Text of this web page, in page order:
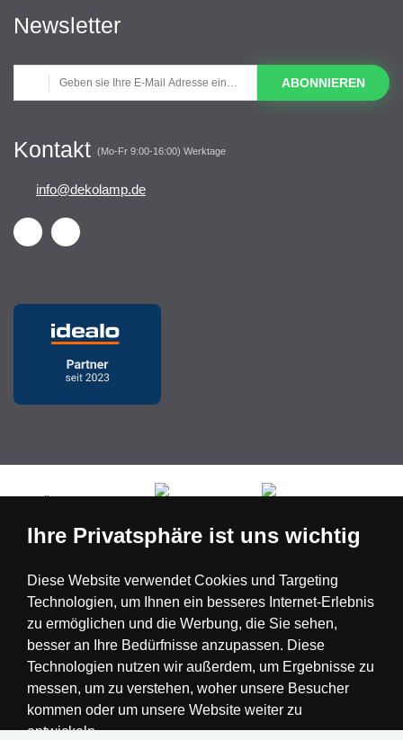
Newsletter
ABONNIEREN
Kontakt (Mo-Fr 9:00-16:00) Werktage
info@dekolamp.de
Nederland
Ihre Privatsphäre ist uns wichtig
Diese Website verwendet Cookies und Targeting
Technologien, um Ihnen ein besseres Internet-Erlebnis
zu ermöglichen und die Werbung, die Sie sehen,
besser an Ihre Bedürfnisse anzupassen. Diese
Technologien nutzen wir außerdem, um Ergebnisse zu
messen, um zu verstehen, woher unsere Besucher
kommen oder um unsere Website weiter zu
entwickeln.